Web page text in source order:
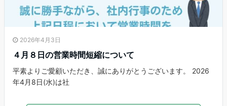
2026年4月3日
４月８日の営業時間短縮について
平素よりご愛顧いただき、誠にありがとうございます。 2026
年4月8日(水)は社